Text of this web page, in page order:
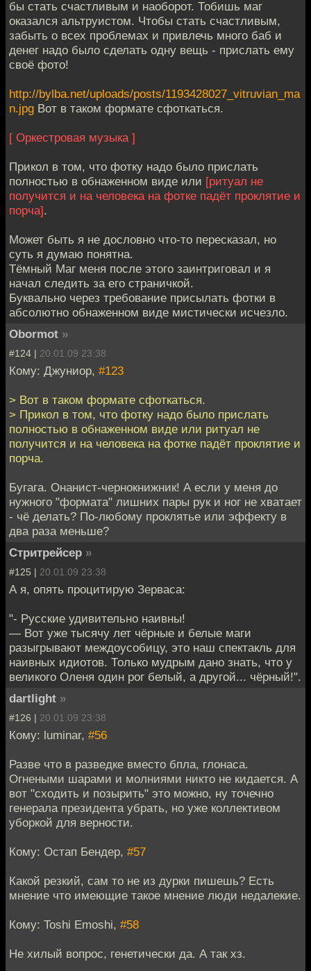
бы стать счастливым и наоборот. Тобишь маг
оказался альтруистом. Чтобы стать счастливым,
забыть о всех проблемах и привлечь много баб и
денег надо было сделать одну вещь - прислать ему
своё фото!
http://bylba.net/uploads/posts/1193428027_vitruvian_ma
n.jpg Вот в таком формате сфоткаться.
[ Оркестровая музыка ]
Прикол в том, что фотку надо было прислать
полностью в обнаженном виде или [ритуал не
получится и на человека на фотке падёт проклятие и
порча].
Может быть я не дословно что-то пересказал, но
суть я думаю понятна.
Тёмный Маг меня после этого заинтриговал и я
начал следить за его страничкой.
Буквально через требование присылать фотки в
абсолютно обнаженном виде мистически исчезло.
Obormot »
#124 | 20.01.09 23:38
Кому: Джуниор, #123
> Вот в таком формате сфоткаться.
> Прикол в том, что фотку надо было прислать
полностью в обнаженном виде или ритуал не
получится и на человека на фотке падёт проклятие и
порча.
Бугага. Онанист-чернокнижник! А если у меня до
нужного "формата" лишних пары рук и ног не хватает
- чё делать? По-любому проклятье или эффекту в
два раза меньше?
Стритрейсер »
#125 | 20.01.09 23:38
А я, опять процитирую Зерваса:
"- Русские удивительно наивны!
— Вот уже тысячу лет чёрные и белые маги
разыгрывают междоусобицу, это наш спектакль для
наивных идиотов. Только мудрым дано знать, что у
великого Оленя один рог белый, а другой... чёрный!".
dartlight »
#126 | 20.01.09 23:38
Кому: luminar, #56
Разве что в разведке вместо бпла, глонаса.
Огнеными шарами и молниями никто не кидается. А
вот "сходить и позырить" это можно, ну точечно
генерала президента убрать, но уже коллективом
уборкой для верности.
Кому: Остап Бендер, #57
Какой резкий, сам то не из дурки пишешь? Есть
мнение что имеющие такое мнение люди недалекие.
Кому: Toshi Emoshi, #58
Не хилый вопрос, генетически да. А так хз.